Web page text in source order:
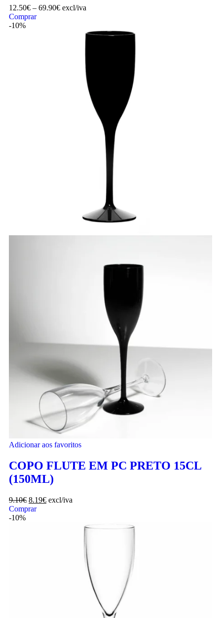
12.50€ – 69.90€ excl/iva
Comprar
-10%
Adicionar aos favoritos
COPO FLUTE EM PC PRETO 15CL
(150ML)
9.10€ 8.19€ excl/iva
Comprar
-10%